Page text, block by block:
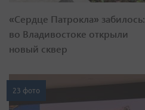
«Сердце Патрокла» забилось:
во Владивостоке открыли
новый сквер
23 фото